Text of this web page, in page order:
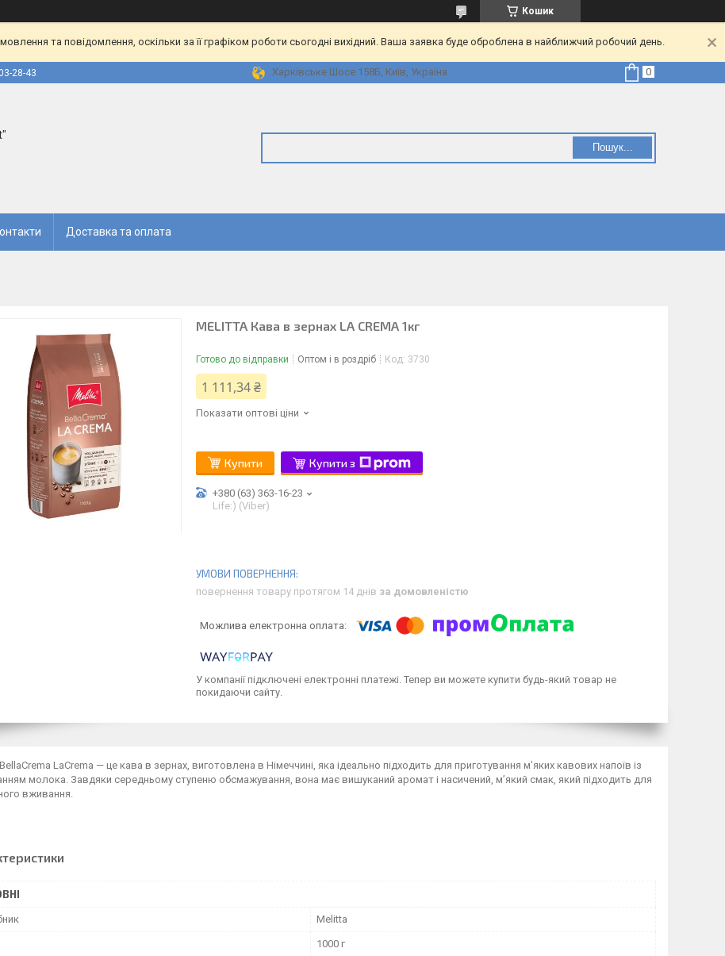
Кошик
та повідомлення, оскільки за її графіком роботи сьогодні вихідний. Ваша заявка буде оброблена в найближчий робочий день.
28-43 Харківське Шосе 158Б, Київ, Україна
Пошук...
Доставка та оплата
MELITTA Кава в зернах LA CREMA 1кг
Готово до відправки Оптом і в роздріб Код: 3730
1 111,34 ₴
Показати оптові ціни
Купити Купити з
+380 (63) 363-16-23
Life:) (Viber)
повернення товару протягом 14 днів за домовленістю
У компанії підключені електронні платежі. Тепер ви можете купити будь-який товар не
покидаючи сайту.
LaCrema — це кава в зернах, виготовлена в Німеччині, яка ідеально підходить для приготування м’яких кавових напоїв із
молока. Завдяки середньому ступеню обсмажування, вона має вишуканий аромат і насичений, м’який смак, який підходить для
вживання.
Melitta
1000 г